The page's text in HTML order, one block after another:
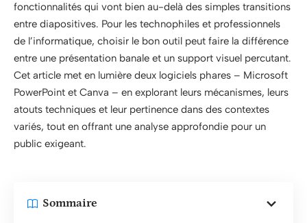
fonctionnalités qui vont bien au-delà des simples transitions
entre diapositives. Pour les technophiles et professionnels
de l’informatique, choisir le bon outil peut faire la différence
entre une présentation banale et un support visuel percutant.
Cet article met en lumière deux logiciels phares – Microsoft
PowerPoint et Canva – en explorant leurs mécanismes, leurs
atouts techniques et leur pertinence dans des contextes
variés, tout en offrant une analyse approfondie pour un
public exigeant.
Sommaire